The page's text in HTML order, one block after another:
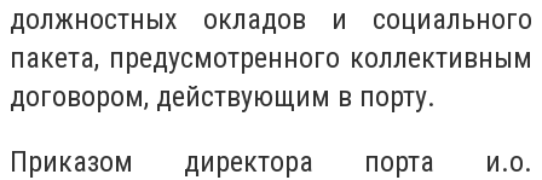
должностных окладов и социального
пакета, предусмотренного коллективным
договором, действующим в порту.
Приказом директора порта и.о.